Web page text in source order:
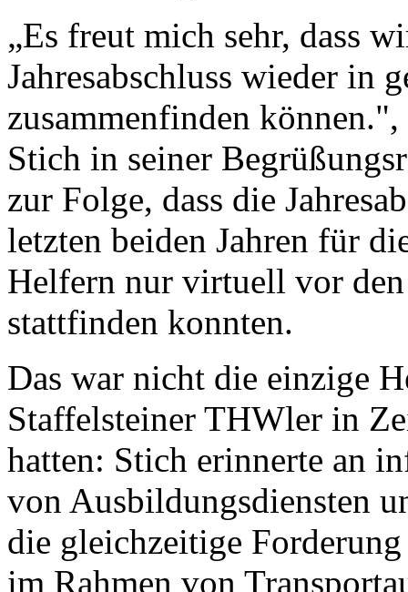
„Es freut mich sehr, dass
Jahresabschluss wieder in
zusammenfinden
Stich in seiner
zur Folge, dass die
letzten beiden Jahren für
Helfern nur virtuell vor
stattfinden konnten.
Das war nicht die einzige
Staffelsteiner THWler in
hatten: Stich erinnerte an
von Ausbildungsdiensten
die gleichzeitige
im Rahmen von